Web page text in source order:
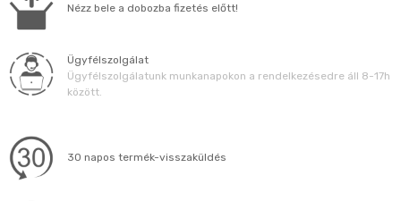
Nézz bele a dobozba fizetés előtt!
Ügyfélszolgálat
Ügyfélszolgálatunk munkanapokon a rendelkezésedre áll 8-17h
között.
30 napos termék-visszaküldés